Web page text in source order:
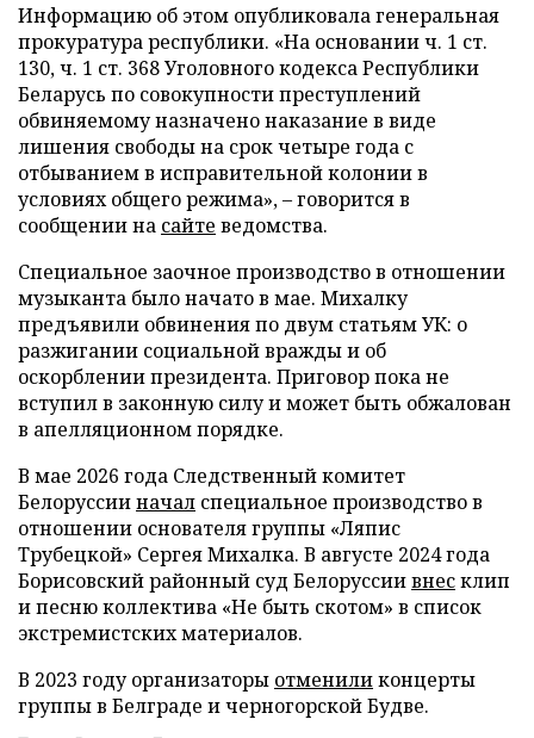
Информацию об этом опубликовала генеральная
прокуратура республики. «На основании ч. 1 ст.
130, ч. 1 ст. 368 Уголовного кодекса Республики
Беларусь по совокупности преступлений
обвиняемому назначено наказание в виде
лишения свободы на срок четыре года с
отбыванием в исправительной колонии в
условиях общего режима», – говорится в
сообщении на сайте ведомства.
Специальное заочное производство в отношении
музыканта было начато в мае. Михалку
предъявили обвинения по двум статьям УК: о
разжигании социальной вражды и об
оскорблении президента. Приговор пока не
вступил в законную силу и может быть обжалован
в апелляционном порядке.
В мае 2026 года Следственный комитет
Белоруссииначал специальное производство в
отношении основателя группы «Ляпис
Трубецкой» Сергея Михалка. В августе 2024 года
Борисовский районный суд Белоруссиивнесклип
и песню коллектива «Не быть скотом» в список
экстремистских материалов.
В 2023 году организаторы отмениликонцерты
группы в Белграде и черногорской Будве.